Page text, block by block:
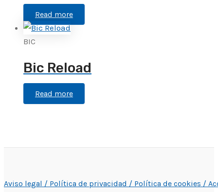
Read more
BIC
Bic Reload
Read more
Aviso legal / Política de privacidad / Política de cookies /